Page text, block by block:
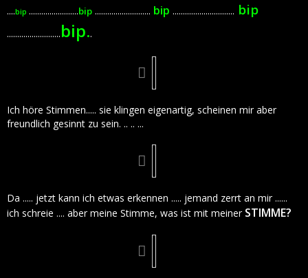
....bip ........................bip ........................... bip .............................. bip
..........................bip..
Ich höre Stimmen..... sie klingen eigenartig, scheinen mir aber
freundlich gesinnt zu sein. .. .. ...
Da ..... jetzt kann ich etwas erkennen ..... jemand zerrt an mir ......
ich schreie .... aber meine Stimme, was ist mit meiner STIMME?